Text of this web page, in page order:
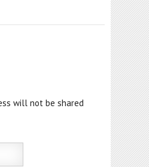
will not be shared